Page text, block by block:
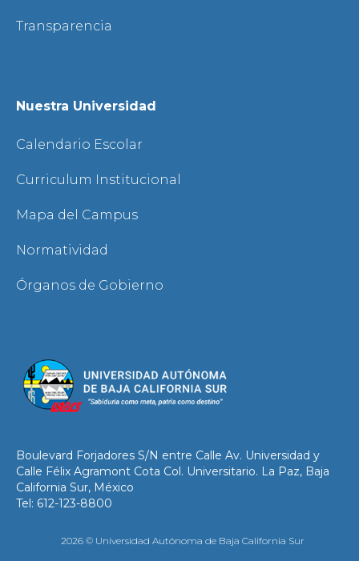
Transparencia
Nuestra Universidad
Calendario Escolar
Curriculum Institucional
Mapa del Campus
Normatividad
Órganos de Gobierno
Boulevard Forjadores S/N entre Calle Av. Universidad y
Calle Félix Agramont Cota Col. Universitario. La Paz, Baja
California Sur, México
Tel: 612-123-8800
2026 © Universidad Autónoma de Baja California Sur